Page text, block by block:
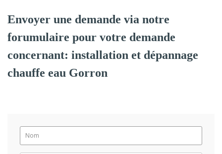
Envoyer une demande via notre
forumulaire pour votre demande
concernant: installation et dépannage
chauffe eau Gorron